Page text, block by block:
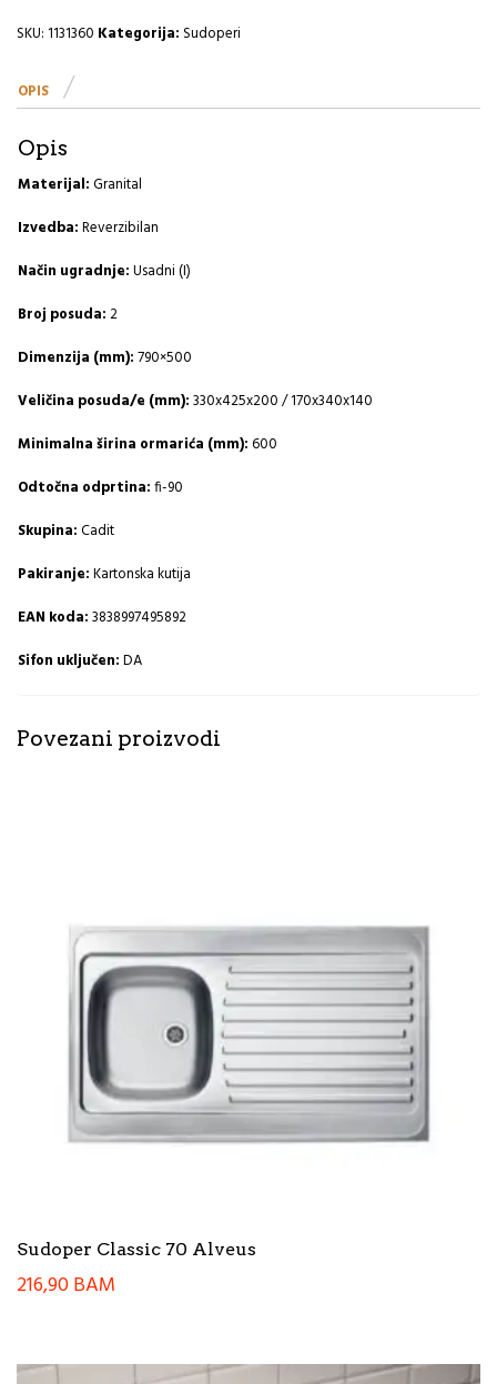
G81-
A
SKU: 1131360 Kategorija: Sudoperi
OPIS
Opis
Materijal:Granital
Izvedba:Reverzibilan
Način ugradnje:Usadni (I)
Broj posuda:2
Dimenzija (mm):790×500
Veličina posuda/e (mm):330x425x200 / 170x340x140
Minimalna širina ormarića (mm):600
Odtočna odprtina:fi-90
Skupina:Cadit
Pakiranje:Kartonska kutija
EAN koda:3838997495892
Sifon uključen:DA
Povezani proizvodi
Sudoper Classic 70 Alveus
216,90BAM